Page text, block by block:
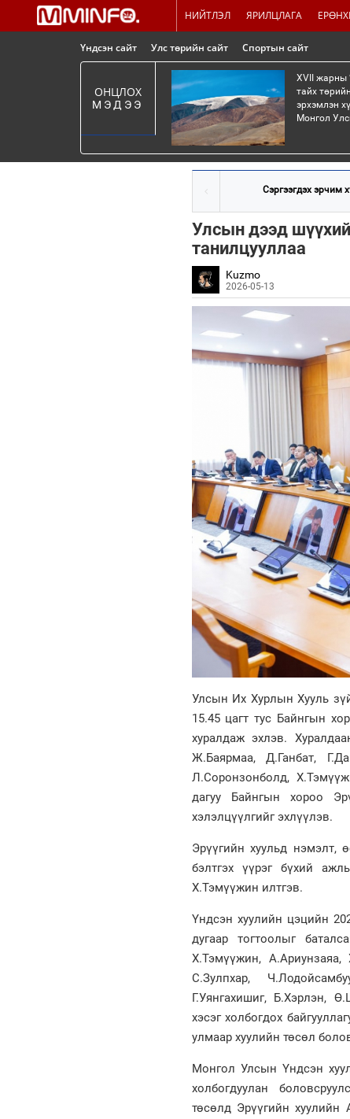
НИЙТЛЭЛ ЯРИЛЦЛАГА
Үндсэн сайт Улс төрийн сайт Спортын сайт
ОНЦЛОХ
МЭДЭЭ
XVII жарны
тайх
эрхэмлэн
Монгол
Сэргээгдэх эрчим
Улсын дээд
танилцууллаа
Kuzmo
2026-05-13
Улсын Их Хурлын Хууль
15.45 цагт тус Байнгын
хуралдаж эхлэв.
Ж.Баярмаа, Д.Ганбат,
Л.Соронзонболд,
дагуу Байнгын хороо
хэлэлцүүлгийг эхлүүлэв.
Эрүүгийн хуульд нэмэлт,
бэлтгэх үүрэг бүхий
Х.Тэмүүжин илтгэв.
Үндсэн хуулийн цэцийн
дугаар тогтоолыг
Х.Тэмүүжин, А.Ариунзаяа,
С.Зулпхар,
Г.Уянгахишиг, Б.Хэрлэн,
хэсэг холбогдох
улмаар хуулийн төсөл
Монгол Улсын Үндсэн
холбогдуулан
төсөлд Эрүүгийн хуулийн